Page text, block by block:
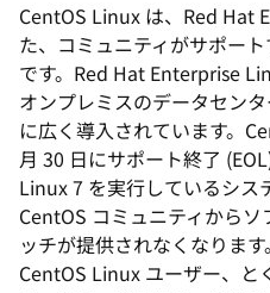
CentOS Linux は、Red Hat
た、コミュニティがサポー
です。Red Hat Enterprise
オンプレミスのデータセン
に広く導入されています。
月 30 日にサポート終了
Linux 7 を実行しているシス
CentOS コミュニティから
ッチが提供されなくなりま
CentOS Linux ユーザー、と